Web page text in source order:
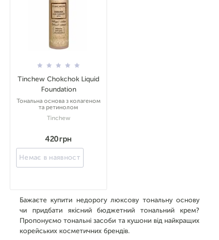
Tinchew Chokchok Liquid
Foundation
Тональна основа з колагеном
та ретинолом
Tinchew
420 грн
Немає в наявності
Бажаєте купити недорогу люксову тональну основу
чи придбати якісний бюджетний тональний крем?
Пропонуємо тональні засоби та кушони від найкращих
корейських косметичних брендів.